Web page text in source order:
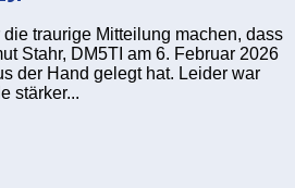
traurige Mitteilung machen, dass
Stahr, DM5TI am 6. Februar 2026
der Hand gelegt hat. Leider war
stärker...